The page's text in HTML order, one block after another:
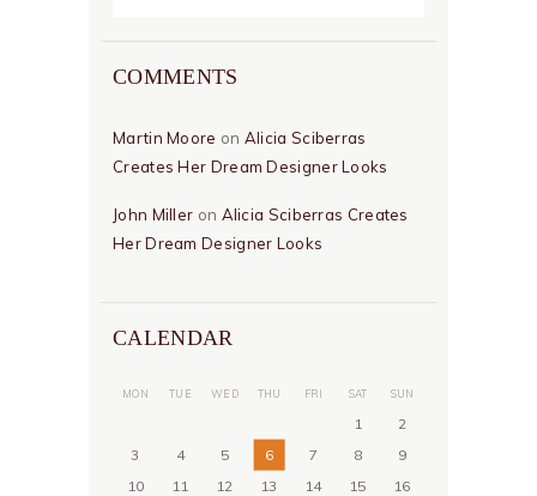
COMMENTS
Martin Moore on Alicia Sciberras
Creates Her Dream Designer Looks
John Miller on Alicia Sciberras Creates
Her Dream Designer Looks
CALENDAR
MON TUE WED THU FRI SAT SUN
1
2
3
4 5 6 7 8
9
10
11 12 13 14 15
16